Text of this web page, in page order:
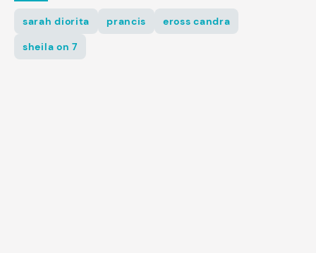
sarah diorita prancis
eross candra
sheila on 7